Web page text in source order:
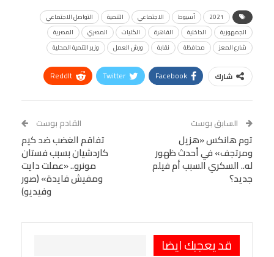
2021 أسيوط الاجتماعي التنمية
التواصل الاجتماعي
الجمهورية
الداخلية القاهرة الكليات المصري
المصرية
شارع المعز
محافظة نقابة ورش العمل وزير التنمية المحلية
شارك Facebook
Twitter
ReddIt
Tumblr
البريد الإلكتروني
VK
Digg
LINE
BlackBerry
Viber
طباعة
السابق بوست
توم هانكس «هزيل
ومرتجف» في أحدث ظهور
له.. السكري السبب أم فيلم
جديد؟
القادم بوست
تفاقم الغضب ضد كيم
كاردشيان بسبب فستان
مونرو.. «عملت دايت
ومفيش فايدة» (صور
وفيديو)
قد يعجبك ايضا